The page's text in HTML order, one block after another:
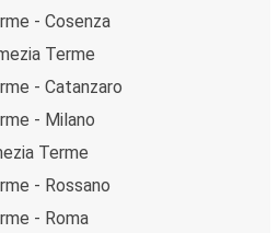
- Cosenza
Terme
- Catanzaro
- Milano
Terme
- Rossano
- Roma